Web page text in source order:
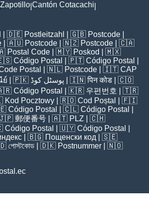
Zapotillo Cantón Cotacachi
| 🇩🇪 Postleitzahl | 🇬🇧 Postcode
| 🇦🇺 Postcode | 🇳🇿 Postcode | 🇨🇦
Postal Code | 🇲🇾 Poskod
| 🇲🇽
Código Postal | 🇵🇹 Código Postal
Postal | 🇳🇱 Postcode | 🇮🇹 CAP
ย์ | 🇵🇰 پوسٹل کوڈ | 🇮🇳पिन कोड | 🇨🇴
Código Postal | 🇰🇷 우편번호
| 🇹🇷
Kod Pocztowy | 🇷🇴 Cod Poștal
| 🇫🇮
Código Postal | 🇨🇱 Código Postal
🇯🇵 郵便番号 | 🇦🇹 PLZ | 🇨🇭
Código Postal | 🇺🇾 Código Postal
| 🇧🇬 Пощенски код | 🇸🇪
পোস্টকোড | 🇩🇰 Postnummer | 🇳🇴